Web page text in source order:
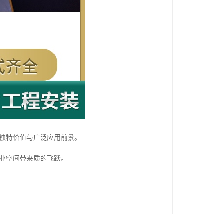
特价值与广泛应用前景。
空间带来质的飞跃。